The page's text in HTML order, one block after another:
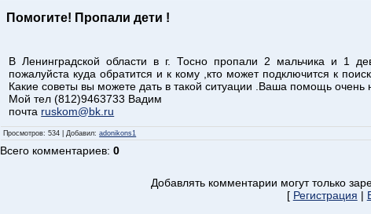
Помогите! Пропали дети !
В Ленинградской области в г. Тосно пропали 2 мальчика и 1
пожалуйста куда обратится и к кому ,кто может подключится к
Какие советы вы можете дать в такой ситуации .Ваша помощь очень
Мой тел (812)9463733 Вадим
почта ruskom@bk.ru
Просмотров: 534 |Добавил:adonikons1
Всего комментариев:0
Добавлять комментарии могут только
[ Регистрация |